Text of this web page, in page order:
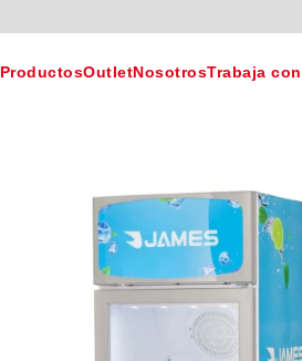
ProductosOutletNosotrosTrabaja